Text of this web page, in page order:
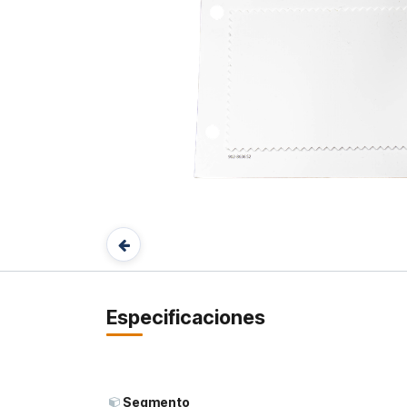
Especificaciones
Segmento